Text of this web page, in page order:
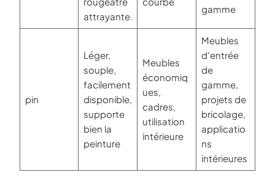
attrayante.
gamme
pin
Léger,
souple,
facilement
disponible,
supporte
bien la
peinture
Meubles
économiq
ues,
cadres,
utilisation
intérieure
Meubles
d'entrée
de
gamme,
projets de
bricolage,
applicatio
ns
intérieures